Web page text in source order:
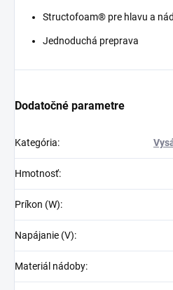
Structofoam® pre hlavu a
Jednoduchá preprava
Dodatočné parametre
Kategória:
Hmotnosť:
Príkon (W):
Napájanie (V):
Materiál nádoby: